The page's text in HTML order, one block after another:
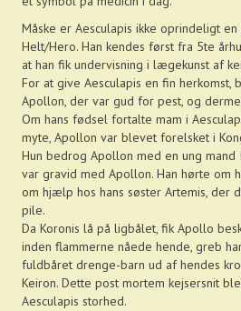
Måske er Aesculapis ikke oprindeligt
Helt/Hero. Han kendes først fra 5te
at han fik undervisning i lægekunst af
For at give Aesculapis en fin herkomst,
Apollon, der var gud for pest, og
Om hans fødsel fortalte mam i
myte, Apollon var blevet forelsket i
Hun bedrog Apollon med en ung mand
var gravid med Apollon. Han hørte om
om hjælp hos hans søster Artemis, der
pile.
Da Koronis lå på ligbålet, fik Apollo
inden flammerne nåede hende, greb
fuldbåret drenge-barn ud af hendes
Keiron. Dette post mortem kejsersnit
Aesculapis storhed.